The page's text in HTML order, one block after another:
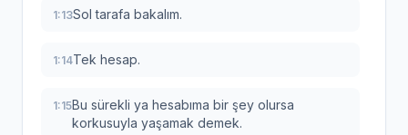
1:13Sol tarafa bakalım.
1:14Tek hesap.
1:15Bu sürekli ya hesabıma bir şey olursa
korkusuyla yaşamak demek.